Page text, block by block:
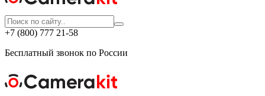
+7 (800) 777 21-58
Бесплатный звонок по России